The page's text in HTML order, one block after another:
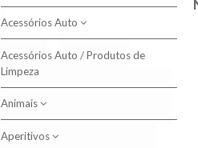
Acessórios Auto
Produtos de Limpeza
Acessórios Auto / Produtos de
Limpeza
Animais
Alimento Aves
Aperitivos